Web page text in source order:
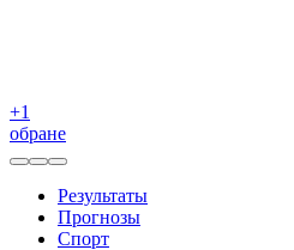
+1
обране
Результаты
Прогнозы
Спорт